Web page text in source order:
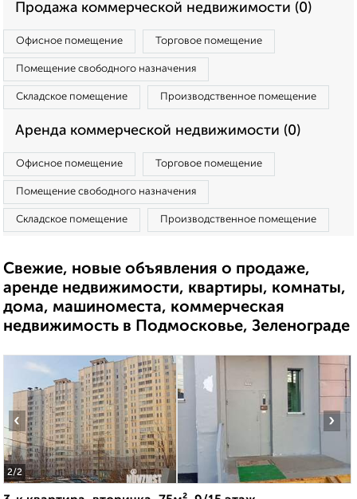
Продажа коммерческой недвижимости (0)
Офисное помещение Торговое помещение
Помещение свободного назначения
Складское помещение Производственное помещение
Аренда коммерческой недвижимости (0)
Офисное помещение Торговое помещение
Помещение свободного назначения
Складское помещение Производственное помещение
Свежие, новые объявления о продаже,
аренде недвижимости, квартиры, комнаты,
дома, машиноместа, коммерческая
недвижимость в Подмосковье, Зеленограде
2/2
‹ ›